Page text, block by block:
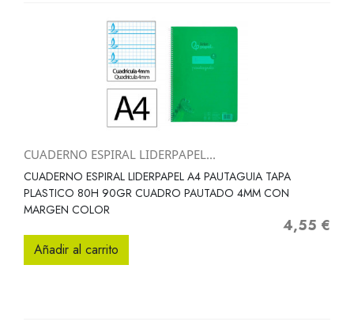
CUADERNO ESPIRAL LIDERPAPEL...
CUADERNO ESPIRAL LIDERPAPEL A4 PAUTAGUIA TAPA
PLASTICO 80H 90GR CUADRO PAUTADO 4MM CON
MARGEN COLOR
Precio
4,55 €
Añadir al carrito